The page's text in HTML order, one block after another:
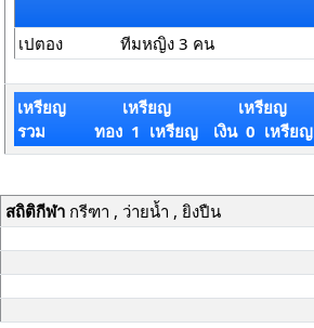
เปตอง ทีมหญิง 3 คน
เหรียญ
รวม
เหรียญ
ทอง 1 เหรียญ
เหรียญ
เงิน 0 เหรียญ
สถิติกีฬากรีฑา , ว่ายน้ำ , ยิงปืน